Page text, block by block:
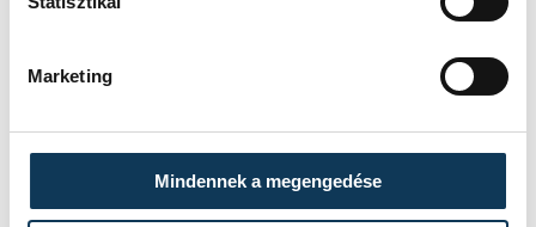
Marketing
Mindennek a megengedése